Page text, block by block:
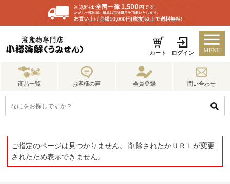
カート ログイン
商品一覧 お客様の声 会員登録 問い合わせ
ご指定のページは見つかりません。 削除されたかＵＲＬが変更
されたため表示できません。